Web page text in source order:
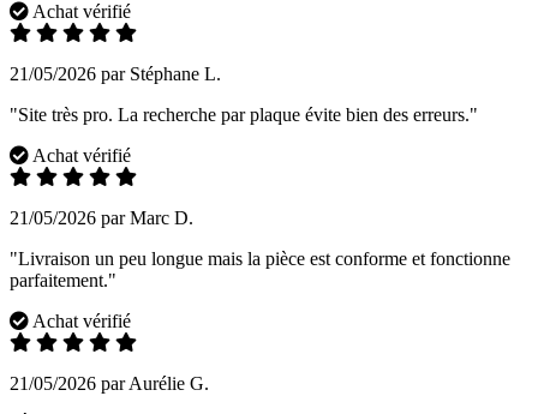
Achat vérifié
21/05/2026 par Stéphane L.
"Site très pro. La recherche par plaque évite bien des erreurs."
Achat vérifié
21/05/2026 par Marc D.
"Livraison un peu longue mais la pièce est conforme et fonctionne
parfaitement."
Achat vérifié
21/05/2026 par Aurélie G.